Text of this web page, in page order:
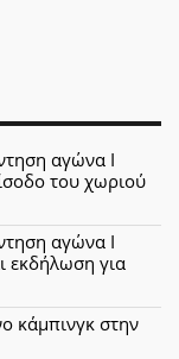
αγώνα Ι
του χωριού
αγώνα Ι
εκδήλωση για
κάμπινγκ στην